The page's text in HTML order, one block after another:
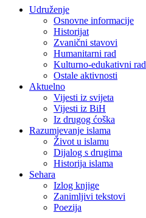
Udruženje
Osnovne informacije
Historijat
Zvanični stavovi
Humanitarni rad
Kulturno-edukativni rad
Ostale aktivnosti
Aktuelno
Vijesti iz svijeta
Vijesti iz BiH
Iz drugog ćoška
Razumjevanje islama
Život u islamu
Dijalog s drugima
Historija islama
Sehara
Izlog knjige
Zanimljivi tekstovi
Poezija